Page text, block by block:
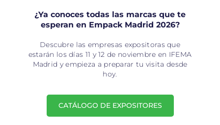
¿Ya conoces todas las marcas que te
esperan en Empack Madrid 2026?
Descubre las empresas expositoras que
estarán los días 11 y 12 de noviembre en IFEMA
Madrid y empieza a preparar tu visita desde
hoy.
CATÁLOGO DE EXPOSITORES